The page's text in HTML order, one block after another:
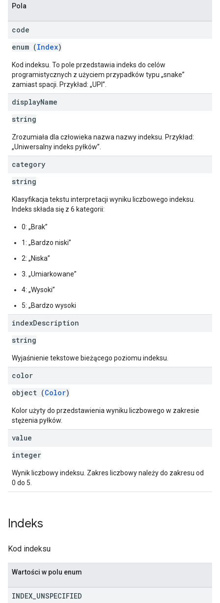
Pola
code
enum (Index)
Kod indeksu. To pole przedstawia indeks do celów
programistycznych z użyciem przypadków typu „snake”
zamiast spacji. Przykład: „UPI”.
displayName
string
Zrozumiała dla człowieka nazwa nazwy indeksu. Przykład:
„Uniwersalny indeks pyłków”.
category
string
Klasyfikacja tekstu interpretacji wyniku liczbowego indeksu.
Indeks składa się z 6 kategorii:
0: „Brak”
1: „Bardzo niski”
2: „Niska”
3. „Umiarkowane”
4: „Wysoki”
5: „Bardzo wysoki
indexDescription
string
Wyjaśnienie tekstowe bieżącego poziomu indeksu.
color
object (Color)
Kolor użyty do przedstawienia wyniku liczbowego w zakresie
stężenia pyłków.
value
integer
Wynik liczbowy indeksu. Zakres liczbowy należy do zakresu od
0 do 5.
Indeks
Kod indeksu
Wartości w polu enum
INDEX UNSPECIFIED